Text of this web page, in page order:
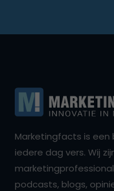
Marketingfacts is een
iedere dag vers. Wij
podcasts, blogs,